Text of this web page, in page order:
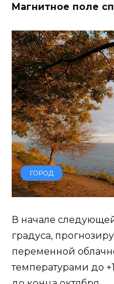
Магнитное поле
ГОРОД
В начале
градуса,
переменной
температурами до